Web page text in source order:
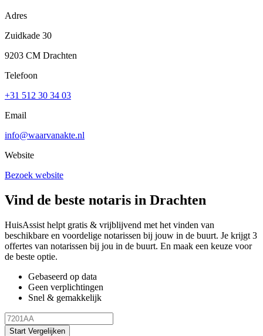
Adres
Zuidkade 30
9203 CM Drachten
Telefoon
+31 512 30 34 03
Email
info@waarvanakte.nl
Website
Bezoek website
Vind de beste notaris in Drachten
HuisAssist helpt gratis & vrijblijvend met het vinden van
beschikbare en voordelige notarissen bij jouw in de buurt. Je krijgt 3
offertes van notarissen bij jou in de buurt. En maak een keuze voor
de beste optie.
Gebaseerd op data
Geen verplichtingen
Snel & gemakkelijk
Start Vergelijken